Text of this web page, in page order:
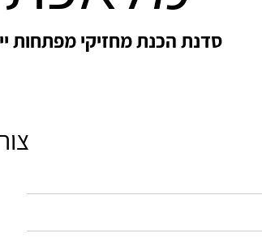
סדנת הכנת מחזיקי מפתחות